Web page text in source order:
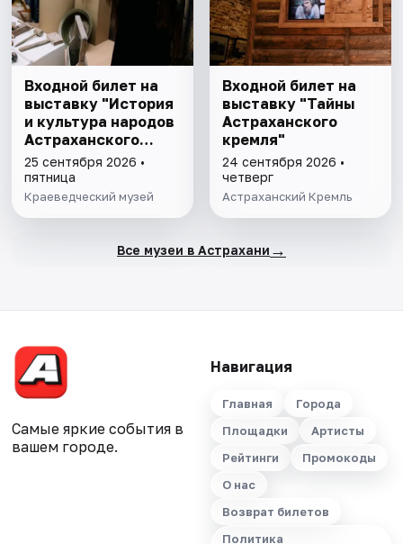
Входной билет на
выставку "История
и культура народов
Астраханского
края"
25 сентября 2026 •
пятница
Краеведческий музей
Входной билет на
выставку "Тайны
Астраханского
кремля"
24 сентября 2026 •
четверг
Астраханский Кремль
Все музеи в Астрахани →
Самые яркие события в
вашем городе.
Навигация
Главная
Города
Площадки
Артисты
Рейтинги
Промокоды
О нас
Возврат билетов
Политика